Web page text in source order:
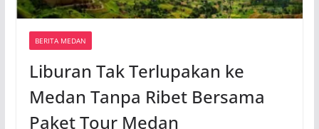
BERITA MEDAN
Liburan Tak Terlupakan ke
Medan Tanpa Ribet Bersama
Paket Tour Medan